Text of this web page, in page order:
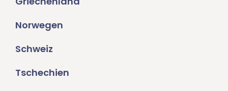
Norwegen
Schweiz
Tschechien